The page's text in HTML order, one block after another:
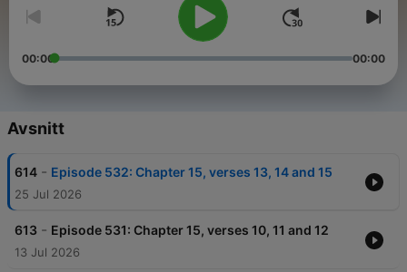
00:00 00:00
Avsnitt
614 - Episode 532: Chapter 15, verses 13, 14 and 15
25 Jul 2026
613 - Episode 531: Chapter 15, verses 10, 11 and 12
13 Jul 2026